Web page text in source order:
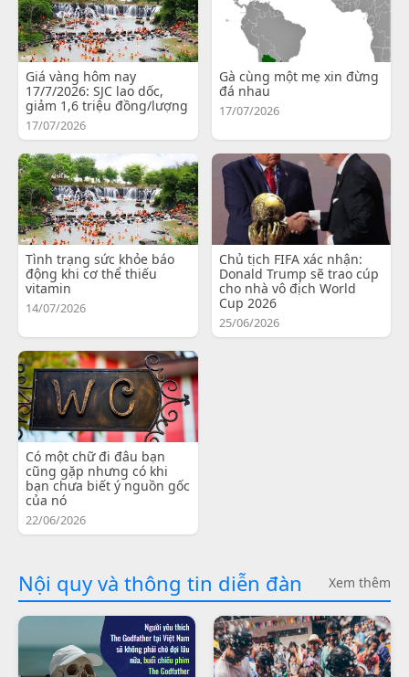
Giá vàng hôm nay
17/7/2026: SJC lao dốc,
giảm 1,6 triệu đồng/lượng
17/07/2026
Gà cùng một mẹ xin đừng
đá nhau
17/07/2026
Tình trạng sức khỏe báo
động khi cơ thể thiếu
vitamin
14/07/2026
Chủ tịch FIFA xác nhận:
Donald Trump sẽ trao cúp
cho nhà vô địch World
Cup 2026
25/06/2026
Có một chữ đi đâu bạn
cũng gặp nhưng có khi
bạn chưa biết ý nguồn gốc
của nó
22/06/2026
Nội quy và thông tin diễn đàn Xem thêm